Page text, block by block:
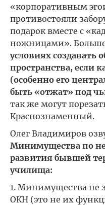
«корпоративным
противостояли
подарок вместе с
ножницами».
условиях создавать
пространства, если
(особенно его
быть «отжат» под
так же могут
Краснознаменный.
Олег Владимиров
Минимущества по
развития бывшей
училища:
1. Минимущества не
ОКН (это не их